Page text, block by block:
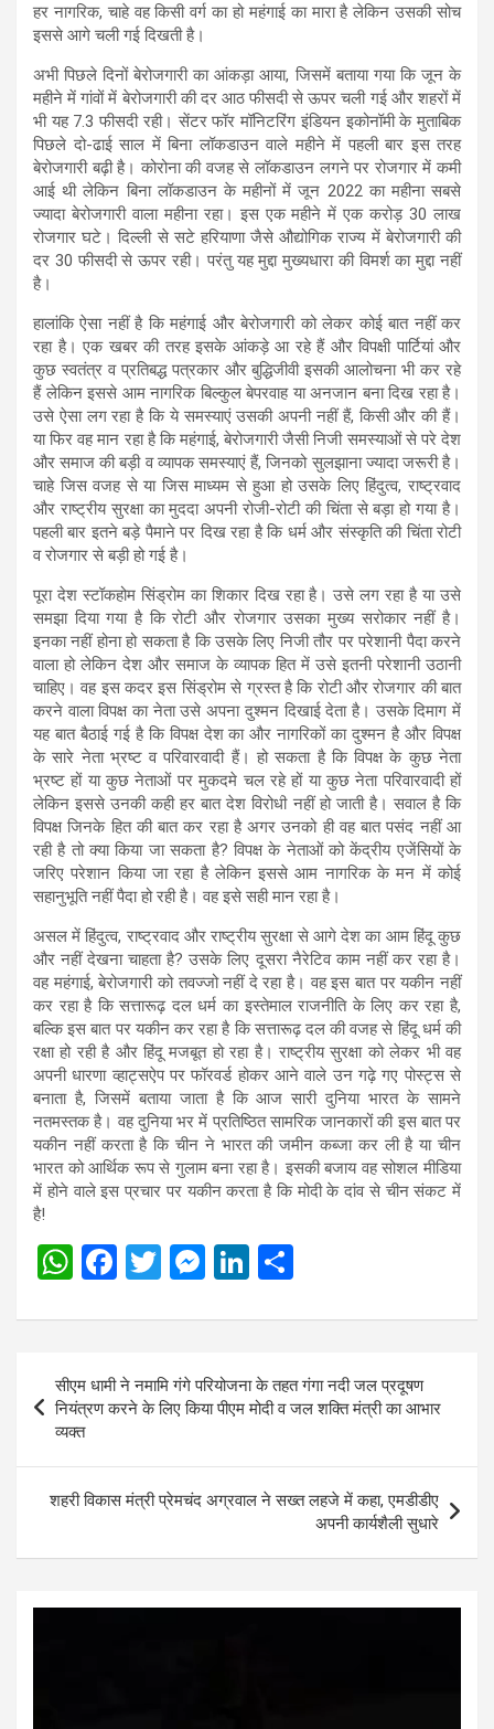
हर नागरिक, चाहे वह किसी वर्ग का हो महंगाई का मारा है लेकिन उसकी सोच
इससे आगे चली गई दिखती है।
अभी पिछले दिनों बेरोजगारी का आंकड़ा आया, जिसमें बताया गया कि जून के
महीने में गांवों में बेरोजगारी की दर आठ फीसदी से ऊपर चली गई और शहरों में
भी यह 7.3 फीसदी रही। सेंटर फॉर मॉनिटरिंग इंडियन इकोनॉमी के मुताबिक
पिछले दो-ढाई साल में बिना लॉकडाउन वाले महीने में पहली बार इस तरह
बेरोजगारी बढ़ी है। कोरोना की वजह से लॉकडाउन लगने पर रोजगार में कमी
आई थी लेकिन बिना लॉकडाउन के महीनों में जून 2022 का महीना सबसे
ज्यादा बेरोजगारी वाला महीना रहा। इस एक महीने में एक करोड़ 30 लाख
रोजगार घटे। दिल्ली से सटे हरियाणा जैसे औद्योगिक राज्य में बेरोजगारी की
दर 30 फीसदी से ऊपर रही। परंतु यह मुद्दा मुख्यधारा की विमर्श का मुद्दा नहीं
है।
हालांकि ऐसा नहीं है कि महंगाई और बेरोजगारी को लेकर कोई बात नहीं कर
रहा है। एक खबर की तरह इसके आंकड़े आ रहे हैं और विपक्षी पार्टियां और
कुछ स्वतंत्र व प्रतिबद्ध पत्रकार और बुद्धिजीवी इसकी आलोचना भी कर रहे
हैं लेकिन इससे आम नागरिक बिल्कुल बेपरवाह या अनजान बना दिख रहा है।
उसे ऐसा लग रहा है कि ये समस्याएं उसकी अपनी नहीं हैं, किसी और की हैं।
या फिर वह मान रहा है कि महंगाई, बेरोजगारी जैसी निजी समस्याओं से परे देश
और समाज की बड़ी व व्यापक समस्याएं हैं, जिनको सुलझाना ज्यादा जरूरी है।
चाहे जिस वजह से या जिस माध्यम से हुआ हो उसके लिए हिंदुत्व, राष्ट्रवाद
और राष्ट्रीय सुरक्षा का मुददा अपनी रोजी-रोटी की चिंता से बड़ा हो गया है।
पहली बार इतने बड़े पैमाने पर दिख रहा है कि धर्म और संस्कृति की चिंता रोटी
व रोजगार से बड़ी हो गई है।
पूरा देश स्टॉकहोम सिंड्रोम का शिकार दिख रहा है। उसे लग रहा है या उसे
समझा दिया गया है कि रोटी और रोजगार उसका मुख्य सरोकार नहीं है।
इनका नहीं होना हो सकता है कि उसके लिए निजी तौर पर परेशानी पैदा करने
वाला हो लेकिन देश और समाज के व्यापक हित में उसे इतनी परेशानी उठानी
चाहिए। वह इस कदर इस सिंड्रोम से ग्रस्त है कि रोटी और रोजगार की बात
करने वाला विपक्ष का नेता उसे अपना दुश्मन दिखाई देता है। उसके दिमाग में
यह बात बैठाई गई है कि विपक्ष देश का और नागरिकों का दुश्मन है और विपक्ष
के सारे नेता भ्रष्ट व परिवारवादी हैं। हो सकता है कि विपक्ष के कुछ नेता
भ्रष्ट हों या कुछ नेताओं पर मुकदमे चल रहे हों या कुछ नेता परिवारवादी हों
लेकिन इससे उनकी कही हर बात देश विरोधी नहीं हो जाती है। सवाल है कि
विपक्ष जिनके हित की बात कर रहा है अगर उनको ही वह बात पसंद नहीं आ
रही है तो क्या किया जा सकता है? विपक्ष के नेताओं को केंद्रीय एजेंसियों के
जरिए परेशान किया जा रहा है लेकिन इससे आम नागरिक के मन में कोई
सहानुभूति नहीं पैदा हो रही है। वह इसे सही मान रहा है।
असल में हिंदुत्व, राष्ट्रवाद और राष्ट्रीय सुरक्षा से आगे देश का आम हिंदू कुछ
और नहीं देखना चाहता है? उसके लिए दूसरा नैरेटिव काम नहीं कर रहा है।
वह महंगाई, बेरोजगारी को तवज्जो नहीं दे रहा है। वह इस बात पर यकीन नहीं
कर रहा है कि सत्तारूढ़ दल धर्म का इस्तेमाल राजनीति के लिए कर रहा है,
बल्कि इस बात पर यकीन कर रहा है कि सत्तारूढ़ दल की वजह से हिंदू धर्म की
रक्षा हो रही है और हिंदू मजबूत हो रहा है। राष्ट्रीय सुरक्षा को लेकर भी वह
अपनी धारणा व्हाट्सऐप पर फॉरवर्ड होकर आने वाले उन गढ़े गए पोस्ट्स से
बनाता है, जिसमें बताया जाता है कि आज सारी दुनिया भारत के सामने
नतमस्तक है। वह दुनिया भर में प्रतिष्ठित सामरिक जानकारों की इस बात पर
यकीन नहीं करता है कि चीन ने भारत की जमीन कब्जा कर ली है या चीन
भारत को आर्थिक रूप से गुलाम बना रहा है। इसकी बजाय वह सोशल मीडिया
में होने वाले इस प्रचार पर यकीन करता है कि मोदी के दांव से चीन संकट में
है!
W
at
A
p
p
F
ce
b
o
k
T
tt
er
M
se
n
g
Li
ke
dI
n
ar
e
Post
navigation
सीएम धामी ने नमामि गंगे परियोजना के तहत गंगा नदी जल प्रदूषण
नियंत्रण करने के लिए किया पीएम मोदी व जल शक्ति मंत्री का आभार
व्यक्त
शहरी विकास मंत्री प्रेमचंद अग्रवाल ने सख्त लहजे में कहा, एमडीडीए
अपनी कार्यशैली सुधारे